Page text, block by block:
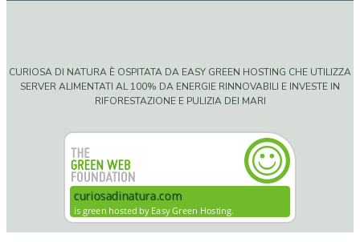
CURIOSA DI NATURA È OSPITATA DA EASY GREEN HOSTING CHE UTILIZZA
SERVER ALIMENTATI AL 100% DA ENERGIE RINNOVABILI E INVESTE IN
RIFORESTAZIONE E PULIZIA DEI MARI